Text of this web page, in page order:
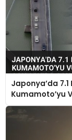
Japonya’da
Kumamoto’yu
Çok Sayıda